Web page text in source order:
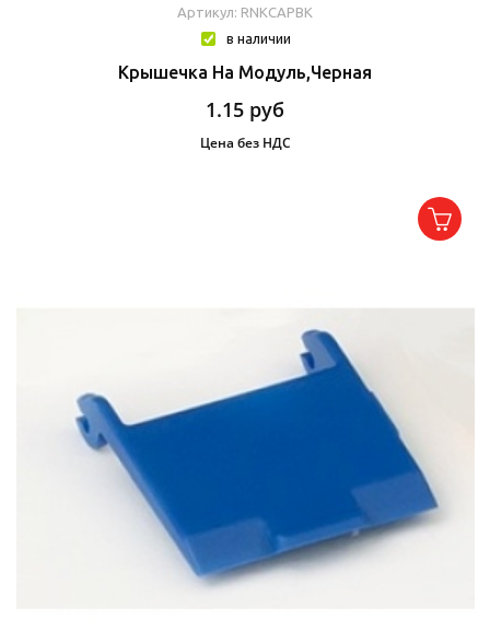
Артикул: RNKCAPBK
в наличии
Крышечка На Модуль,черная
1.15 руб
Цена без НДС